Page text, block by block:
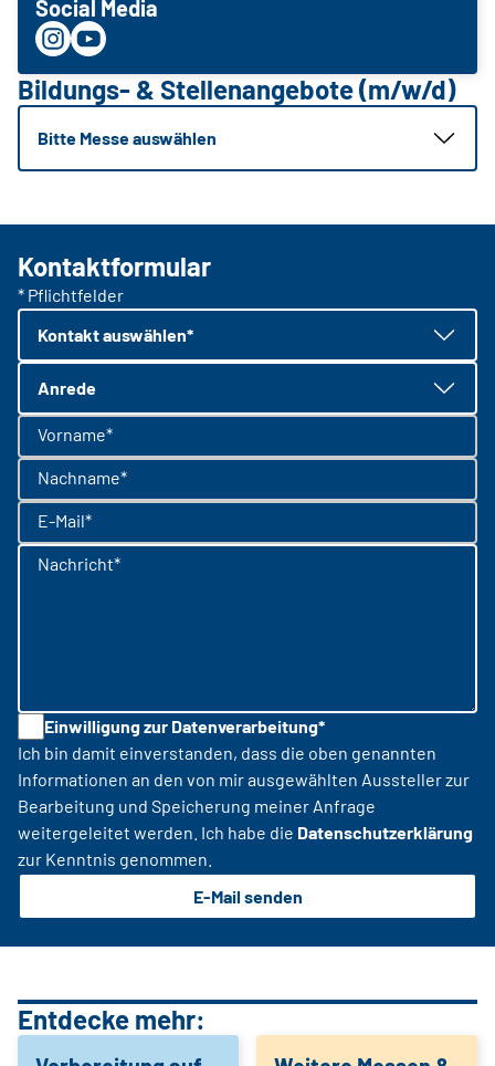
Social Media
Bildungs- & Stellenangebote (m/w/d)
Bitte Messe auswählen
Kontaktformular
* Pflichtfelder
Kontakt auswählen*
Anrede
Vorname*
Nachname*
E-Mail*
Nachricht*
Einwilligung zur Datenverarbeitung*
Ich bin damit einverstanden, dass die oben genannten
Informationen an den von mir ausgewählten Aussteller zur
Bearbeitung und Speicherung meiner Anfrage
weitergeleitet werden. Ich habe die Datenschutzerklärung
zur Kenntnis genommen.
E-Mail senden
Entdecke mehr: